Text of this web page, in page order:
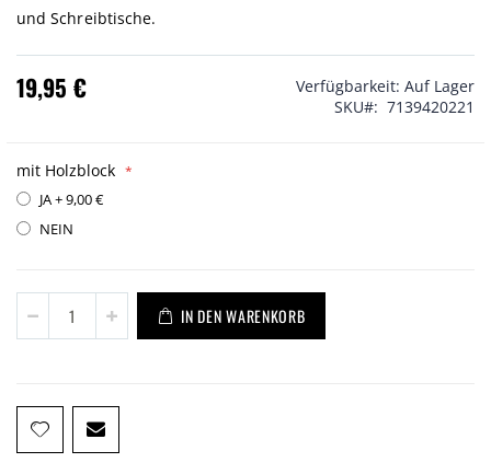
und Schreibtische.
19,95 € Verfügbarkeit: Auf Lager
SKU
7139420221
mit Holzblock
JA+9,00 €
NEIN
IN DEN WARENKORB